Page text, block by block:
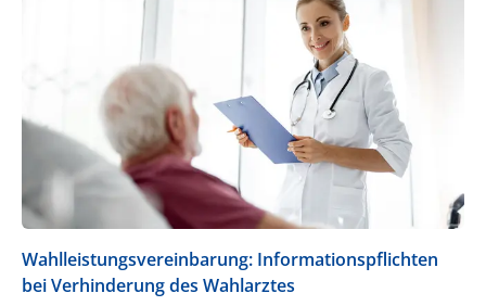
Wahlleistungsvereinbarung: Informationspflichten
bei Verhinderung des Wahlarztes